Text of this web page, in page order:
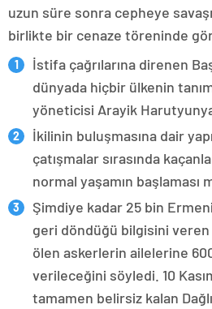
uzun süre sonra cepheye
birlikte bir cenaze töreninde
İstifa çağrılarına direnen
dünyada hiçbir ülkenin
yöneticisi Arayik
İkilinin buluşmasına dair
çatışmalar sırasında
normal yaşamın başlaması
Şimdiye kadar 25 bin
geri döndüğü bilgisini
ölen askerlerin ailelerine
verileceğini söyledi. 10
tamamen belirsiz kalan